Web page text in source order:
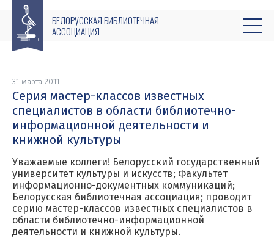
БЕЛОРУССКАЯ БИБЛИОТЕЧНАЯ
АССОЦИАЦИЯ
31 марта 2011
Серия мастер-классов известных
специалистов в области библиотечно-
информационной деятельности и
книжной культуры
Уважаемые коллеги! Белорусский государственный
университет культуры и искусств; Факультет
информационно-документных коммуникаций;
Белорусская библиотечная ассоциация; проводит
серию мастер-классов известных специалистов в
области библиотечно-информационной
деятельности и книжной культуры.